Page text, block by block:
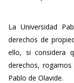
La Universidad
derechos de
ello, si considera
derechos,
Pablo de Olavide.